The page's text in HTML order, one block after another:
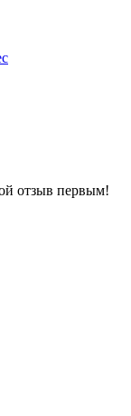
отзыв первым!